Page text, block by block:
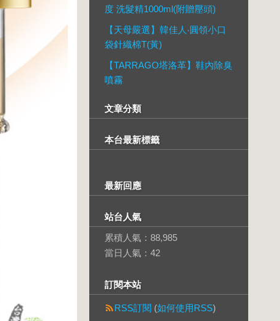
度 洗髮精1000ml(附贈壓頭)
【天母嚴選】韓佳人‧圓領小口
袋針織棉T(黃)
【TARRAGO塔洛革】鞋內除臭
噴霧
文章分類
本台最新標籤
最新回應
站台人氣
累積人氣： 88,985
當日人氣： 42
訂閱本站
RSS訂閱 (如何使用RSS)